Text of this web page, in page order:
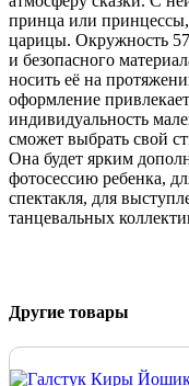
принца или
царицы. Окружность 57
и безопасного
носить её на
оформление
индивидуальность
сможет выбрать свой
Она будет ярким
фотосессию ребенка,
спектакля, для
танцевальных
Другие товары